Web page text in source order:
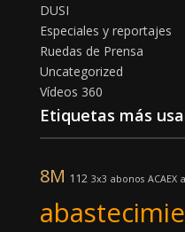
DUSI
Especiales y reportajes
Ruedas de Prensa
Uncategorized
Vídeos 360
Etiquetas más
8M 112 3x3 abonos ACAEX